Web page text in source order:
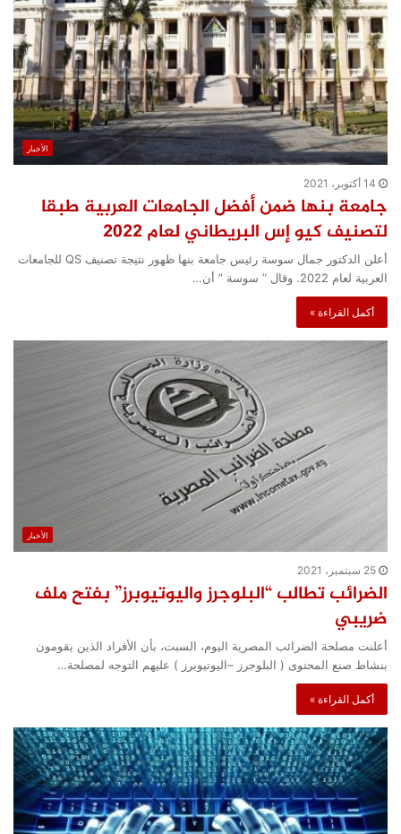
الأخبار
14 أكتوبر، 2021
جامعة بنها ضمن أفضل الجامعات العربية طبقا
لتصنيف كيو إس البريطاني لعام 2022
أعلن الدكتور جمال سوسة رئيس جامعة بنها ظهور نتيجة تصنيف QS للجامعات
العربية لعام 2022. وقال ” سوسة ” أن…
أكمل القراءة »
الأخبار
25 سبتمبر، 2021
الضرائب تطالب “البلوجرز واليوتيوبرز” بفتح ملف
ضريبي
أعلنت مصلحة الضرائب المصرية اليوم، السبت، بأن الأفراد الذين يقومون
بنشاط صنع المحتوى ( البلوجرز –اليوتيوبرز ) عليهم التوجه لمصلحة…
أكمل القراءة »